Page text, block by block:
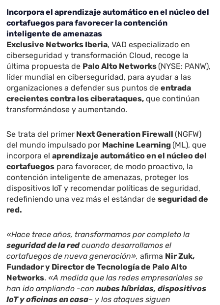
Incorpora el aprendizaje automático en el núcleo del
cortafuegos para favorecer la contención
inteligente de amenazas
Exclusive Networks Iberia, VAD especializado en
ciberseguridad y transformación Cloud, recoge la
última propuesta de Palo Alto Networks (NYSE: PANW),
líder mundial en ciberseguridad, para ayudar a las
organizaciones a defender sus puntos deentrada
crecientes contra los ciberataques, que continúan
transformándose y aumentando.
Se trata del primer Next Generation Firewall (NGFW)
del mundo impulsado por Machine Learning (ML), que
incorpora elaprendizaje automático en el núcleo del
cortafuegos para favorecer, de modo proactivo, la
contención inteligente de amenazas, proteger los
dispositivos IoT y recomendar políticas de seguridad,
redefiniendo una vez más el estándar deseguridad de
red.
«Hace trece años, transformamos por completo la
seguridad de la redcuando desarrollamos el
cortafuegos de nueva generación», afirma Nir Zuk,
Fundador y Director de Tecnología de Palo Alto
Networks. «A medida que las redes empresariales se
han ido ampliando -connubes híbridas, dispositivos
IoT y oficinas en casa– y los ataques siguen